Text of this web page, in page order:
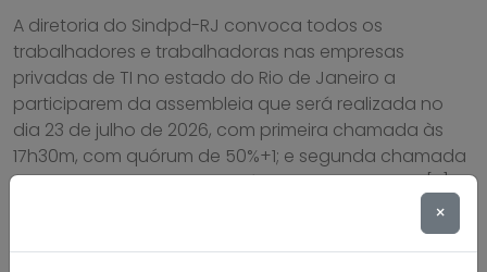
A diretoria do Sindpd-RJ convoca todos os
trabalhadores e trabalhadoras nas empresas
privadas de TI no estado do Rio de Janeiro a
participarem da assembleia que será realizada no
dia 23 de julho de 2026, com primeira chamada às
17h30m, com quórum de 50%+1; e segunda chamada
às 18 horas com qualquer número de presentes, […]
×